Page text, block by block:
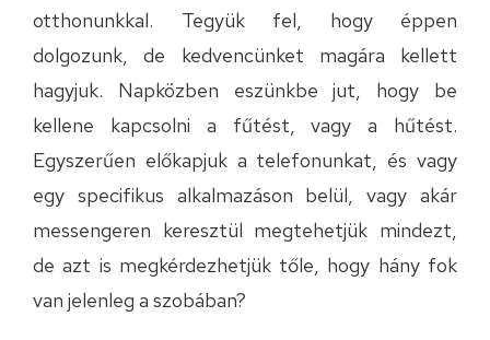
otthonunkkal. Tegyük fel, hogy éppen
dolgozunk, de kedvencünket magára kellett
hagyjuk. Napközben eszünkbe jut, hogy be
kellene kapcsolni a fűtést, vagy a hűtést.
Egyszerűen előkapjuk a telefonunkat, és vagy
egy specifikus alkalmazáson belül, vagy akár
messengeren keresztül megtehetjük mindezt,
de azt is megkérdezhetjük tőle, hogy hány fok
van jelenleg a szobában?